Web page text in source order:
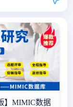
】MIMIC数据